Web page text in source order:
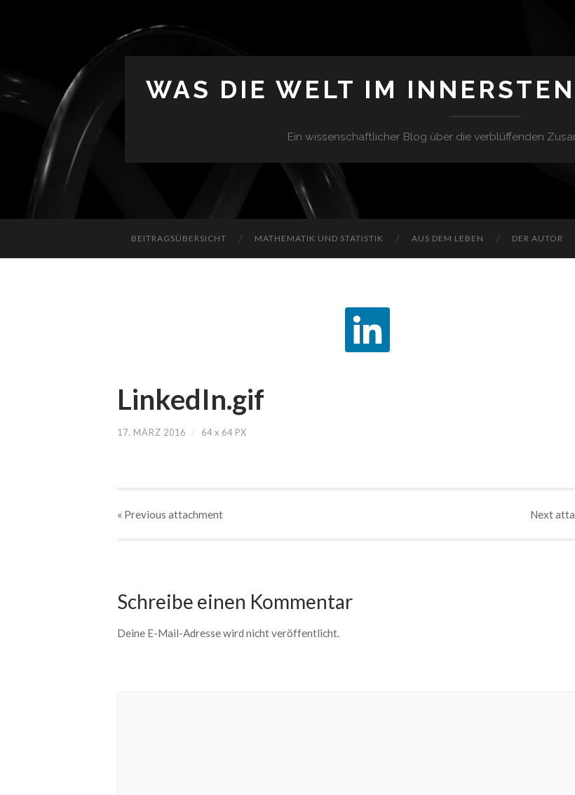
WAS DIE WELT IM
Ein wissenschaftlicher Blog über die verblüffenden
BEITRAGSÜBERSICHT MATHEMATIK UND STATISTIK AUS DEM LEBEN DER AUTOR
LinkedIn.gif
17. MÄRZ 2016 / 64x 64 PX
« Previous attachment Next
Schreibe einen Kommentar
Deine E-Mail-Adresse wird nicht veröffentlicht.